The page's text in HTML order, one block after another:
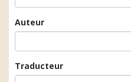
Auteur
Traducteur